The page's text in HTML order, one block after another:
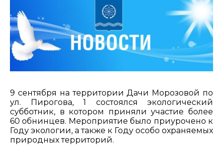
9 сентября на территории Дачи Морозовой по
ул. Пирогова, 1 состоялся экологический
субботник, в котором приняли участие более
60 обнинцев. Мероприятие было приурочено к
Году экологии, а также к Году особо охраняемых
природных территорий.